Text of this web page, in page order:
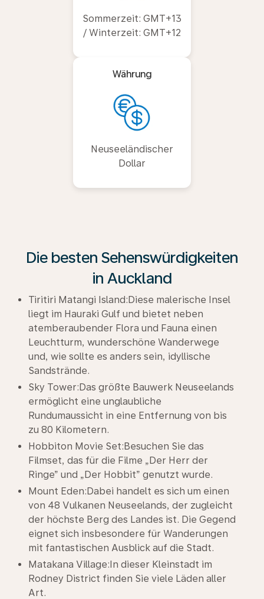
Sommerzeit: GMT+13
/ Winterzeit: GMT+12
Währung
Neuseeländischer
Dollar
Die besten Sehenswürdigkeiten
in Auckland
Tiritiri Matangi Island:Diese malerische Insel
liegt im Hauraki Gulf und bietet neben
atemberaubender Flora und Fauna einen
Leuchtturm, wunderschöne Wanderwege
und, wie sollte es anders sein, idyllische
Sandstrände.
Sky Tower:Das größte Bauwerk Neuseelands
ermöglicht eine unglaubliche
Rundumaussicht in eine Entfernung von bis
zu 80 Kilometern.
Hobbiton Movie Set:Besuchen Sie das
Filmset, das für die Filme „Der Herr der
Ringe” und „Der Hobbit” genutzt wurde.
Mount Eden:Dabei handelt es sich um einen
von 48 Vulkanen Neuseelands, der zugleicht
der höchste Berg des Landes ist. Die Gegend
eignet sich insbesondere für Wanderungen
mit fantastischen Ausblick auf die Stadt.
Matakana Village:In dieser Kleinstadt im
Rodney District finden Sie viele Läden aller
Art.